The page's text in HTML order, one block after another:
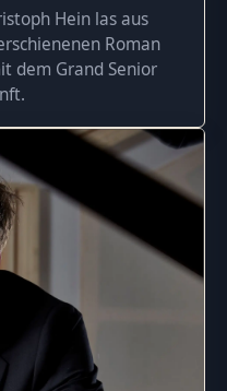
Hein las aus
Roman
dem Grand Senior